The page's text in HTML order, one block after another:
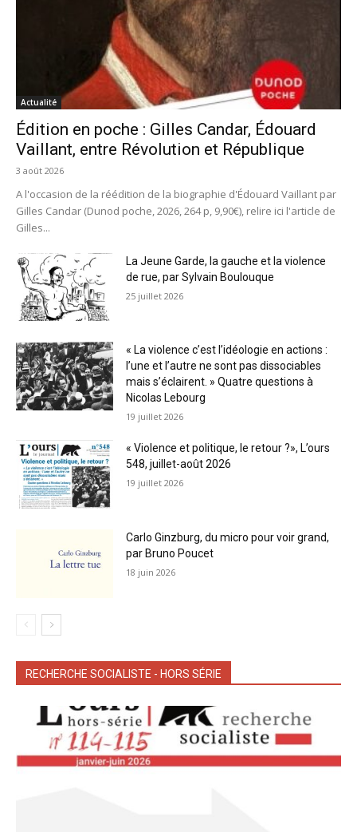
Actualité
Édition en poche : Gilles Candar, Édouard
Vaillant, entre Révolution et République
3 août 2026
A l'occasion de la réédition de la biographie d'Édouard Vaillant par
Gilles Candar (Dunod poche, 2026, 264 p, 9,90€), relire ici l'article de
Gilles...
La Jeune Garde, la gauche et la violence
de rue, par Sylvain Boulouque
25 juillet 2026
« La violence c’est l’idéologie en actions :
l’une et l’autre ne sont pas dissociables
mais s’éclairent. » Quatre questions à
Nicolas Lebourg
19 juillet 2026
« Violence et politique, le retour ?», L’ours
548, juillet-août 2026
19 juillet 2026
Carlo Ginzburg, du micro pour voir grand,
par Bruno Poucet
18 juin 2026
RECHERCHE SOCIALISTE - HORS SÉRIE